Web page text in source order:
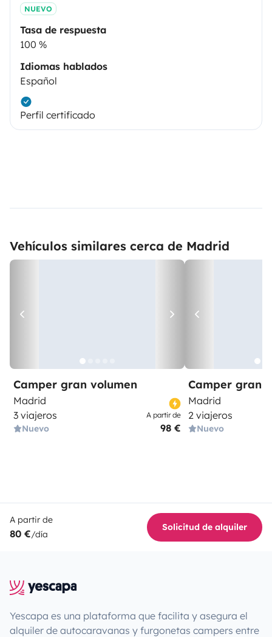
NUEVO
Tasa de respuesta
100 %
Idiomas hablados
Español
Perfil certificado
Vehículos similares cerca de Madrid
Camper gran volumen
Madrid
3 viajeros
Nuevo
A partir de
98 €
Camper gran
Madrid
2 viajeros
Nuevo
A partir de
80 €/día
Solicitud de alquiler
Yescapa es una plataforma que facilita y asegura el
alquiler de autocaravanas y furgonetas campers entre